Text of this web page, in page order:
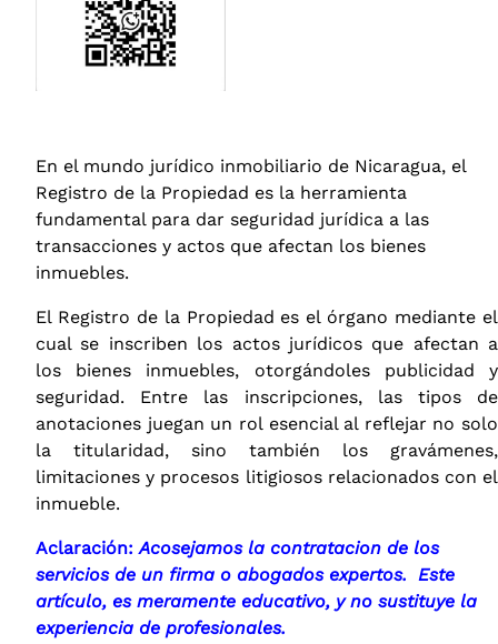
En el mundo jurídico inmobiliario de Nicaragua, el
Registro de la Propiedad es la herramienta
fundamental para dar seguridad jurídica a las
transacciones y actos que afectan los bienes
inmuebles.
El Registro de la Propiedad es el órgano mediante el
cual se inscriben los actos jurídicos que afectan a
los bienes inmuebles, otorgándoles publicidad y
seguridad. Entre las inscripciones, las tipos de
anotaciones juegan un rol esencial al reflejar no solo
la titularidad, sino también los gravámenes,
limitaciones y procesos litigiosos relacionados con el
inmueble.
Aclaración:Acosejamos la contratacion de los
servicios de un firma o abogados expertos. Este
artículo, es meramente educativo, y no sustituye la
experiencia de profesionales.